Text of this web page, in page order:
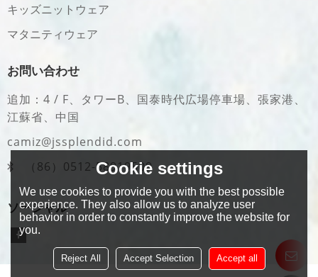
キッズニットウェア
マタニティウェア
お問い合わせ
追加：4 / F、タワーB、国泰時代広場停車場、張家港、
江蘇省、中国
camiz@jssplendid.com
（86）0512-58919509
ソーシャル
Cookie settings
We use cookies to provide you with the best possible
experience. They also allow us to analyze user
behavior in order to constantly improve the website for
you.
Reject All Accept Selection Accept all